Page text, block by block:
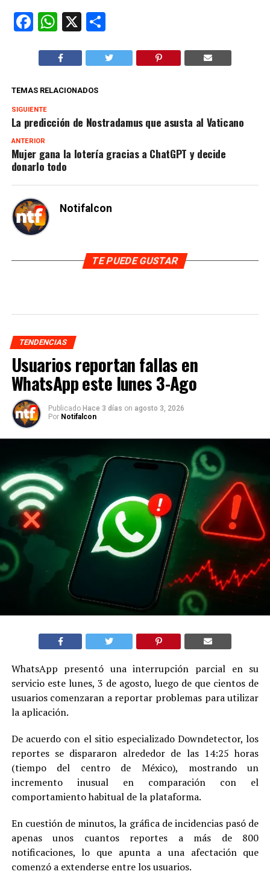
Facebook
WhatsApp
X Compartir
TEMAS RELACIONADOS
SIGUIENTE
La predicción de Nostradamus que asusta al Vaticano
ANTERIOR
Mujer gana la lotería gracias a ChatGPT y decide
donarlo todo
Notifalcon
TE PUEDE GUSTAR
TENDENCIAS
Usuarios reportan fallas en
WhatsApp este lunes 3-Ago
Publicado Hace 3 días on agosto 3, 2026
Por Notifalcon
WhatsApp presentó una interrupción parcial en su
servicio este lunes, 3 de agosto, luego de que cientos de
usuarios comenzaran a reportar problemas para utilizar
la aplicación.
De acuerdo con el sitio especializado Downdetector, los
reportes se dispararon alrededor de las 14:25 horas
(tiempo del centro de México), mostrando un
incremento inusual en comparación con el
comportamiento habitual de la plataforma.
En cuestión de minutos, la gráfica de incidencias pasó de
apenas unos cuantos reportes a más de 800
notificaciones, lo que apunta a una afectación que
comenzó a extenderse entre los usuarios.